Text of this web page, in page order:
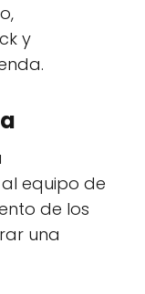
y
equipo de
de los
una